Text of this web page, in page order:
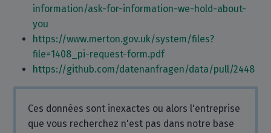
information/ask-for-information-we-hold-about-
you
https://www.merton.gov.uk/system/files?
file=1408_pi-request-form.pdf
https://github.com/datenanfragen/data/pull/2448
Ces données sont inexactes ou alors l'entreprise
que vous recherchez n'est pas dans notre base